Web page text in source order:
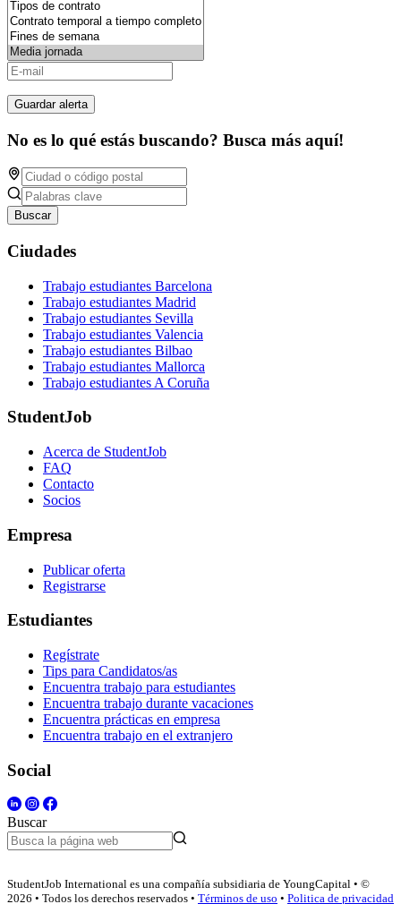
Guardar alerta
No es lo qué estás buscando? Busca más aquí!
Buscar
Ciudades
Trabajo estudiantes Barcelona
Trabajo estudiantes Madrid
Trabajo estudiantes Sevilla
Trabajo estudiantes Valencia
Trabajo estudiantes Bilbao
Trabajo estudiantes Mallorca
Trabajo estudiantes A Coruña
StudentJob
Acerca de StudentJob
FAQ
Contacto
Socios
Empresa
Publicar oferta
Registrarse
Estudiantes
Regístrate
Tips para Candidatos/as
Encuentra trabajo para estudiantes
Encuentra trabajo durante vacaciones
Encuentra prácticas en empresa
Encuentra trabajo en el extranjero
Social
Buscar
StudentJob International es una compañía subsidiaria de YoungCapital • ©
2026 • Todos los derechos reservados • Términos de uso • Politica de privacidad